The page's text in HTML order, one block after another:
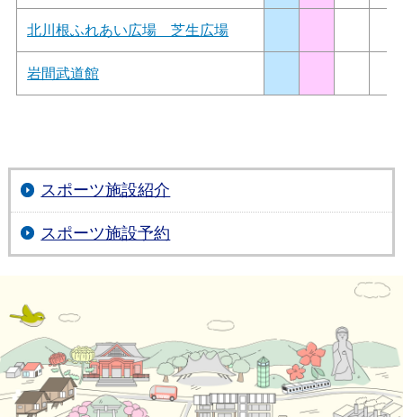
北川根ふれあい広場 芝生広場
岩間武道館
スポーツ施設紹介
スポーツ施設予約